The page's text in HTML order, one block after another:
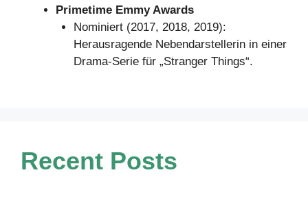
Primetime Emmy Awards
Nominiert (2017, 2018, 2019):
Herausragende Nebendarstellerin in einer
Drama-Serie für „Stranger Things“.
Recent Posts